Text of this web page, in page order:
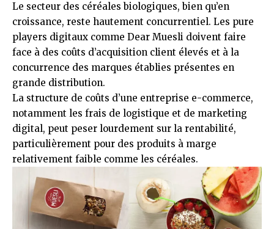
Le secteur des céréales biologiques, bien qu’en
croissance, reste hautement concurrentiel. Les pure
players digitaux comme Dear Muesli doivent faire
face à des coûts d’acquisition client élevés et à la
concurrence des marques établies présentes en
grande distribution.
La structure de coûts d’une entreprise e-commerce,
notamment les frais de logistique et de marketing
digital, peut peser lourdement sur la rentabilité,
particulièrement pour des produits à marge
relativement faible comme les céréales.